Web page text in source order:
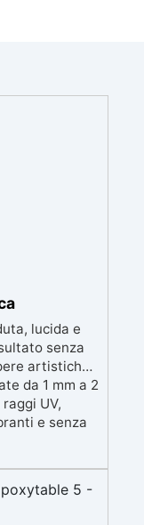
lucida e
senza
artistiche,
da 1 mm a 2
UV,
e senza
e
per contatto
Free